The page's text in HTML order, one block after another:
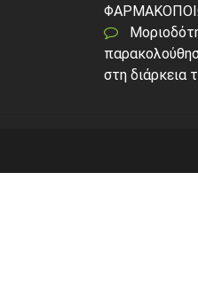
στη διάρκεια